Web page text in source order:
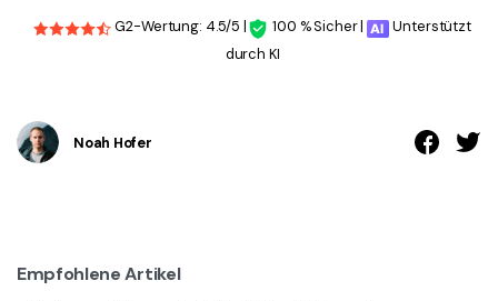
G2-Wertung: 4.5/5 | 100 % Sicher |
Unterstützt
durch KI
Noah Hofer
Empfohlene Artikel